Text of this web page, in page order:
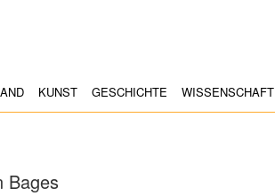
KUNST GESCHICHTE WISSENSCHAFT
Bages